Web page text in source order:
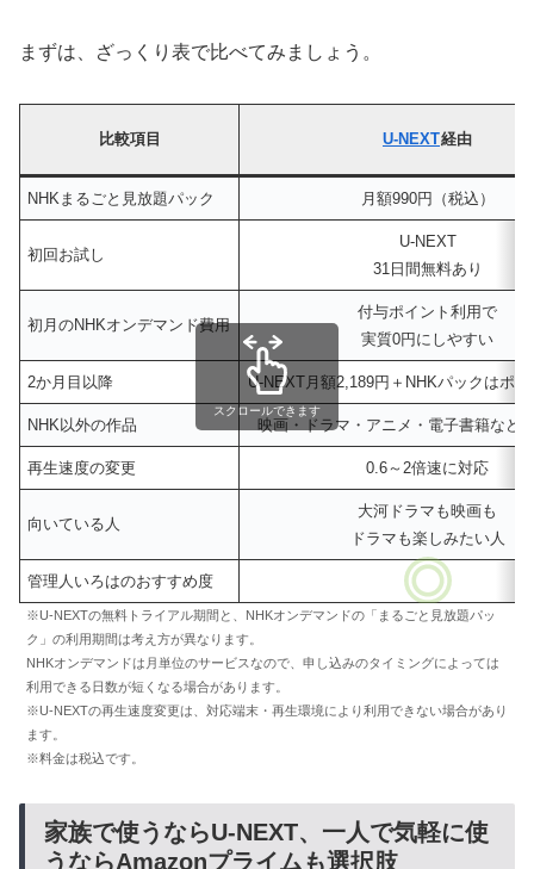
まずは、ざっくり表で比べてみましょう。
比較項目 U-NEXT経由
NHKまるごと見放題パック 月額990円（税込）
初回お試し
U-NEXT
31日間無料あり
初月のNHKオンデマンド費用
付与ポイント利用で
実質0円にしやすい
2か月目以降 U-NEXT月額2,189円＋NHKパックはポ
NHK以外の作品 映画・ドラマ・アニメ・電子書籍など
再生速度の変更 0.6～2倍速に対応
向いている人
大河ドラマも映画も
ドラマも楽しみたい人
管理人いろはのおすすめ度
スクロールできます
※U-NEXTの無料トライアル期間と、NHKオンデマンドの「まるごと見放題パッ
ク」の利用期間は考え方が異なります。
NHKオンデマンドは月単位のサービスなので、申し込みのタイミングによっては
利用できる日数が短くなる場合があります。
※U-NEXTの再生速度変更は、対応端末・再生環境により利用できない場合があり
ます。
※料金は税込です。
家族で使うならU-NEXT、一人で気軽に使
うならAmazonプライムも選択肢